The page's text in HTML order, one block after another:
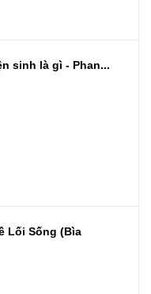
sinh là gì - Phan...
Lối Sống (Bìa